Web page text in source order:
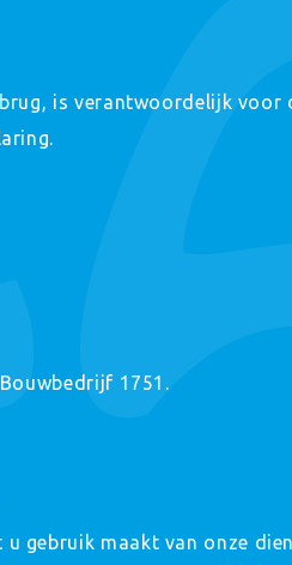
is verantwoordelijk voor
1751.
gebruik maakt van onze